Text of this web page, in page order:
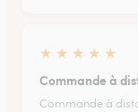
★ ★ ★ ★ ★
Commande à
Commande à